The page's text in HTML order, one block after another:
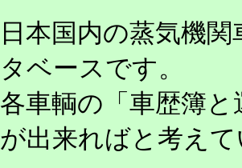
日本国内の蒸気機
タベースです。
各車輌の「車歴簿
が出来ればと考え